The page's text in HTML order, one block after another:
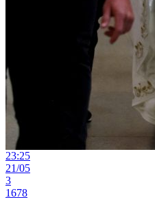
23:25
21/05
3
1678